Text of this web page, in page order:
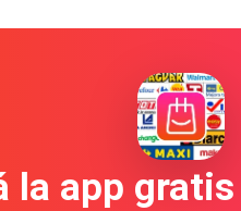
la app